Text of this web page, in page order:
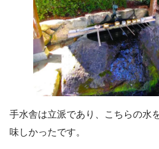
手水舎は立派であり、こちらの水
味しかったです。